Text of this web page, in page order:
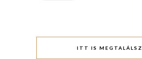
ITT IS MEGTALÁLSZ